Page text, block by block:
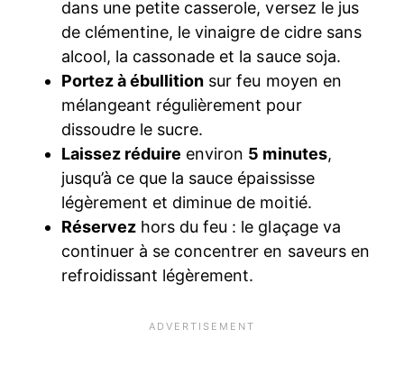
dans une petite casserole, versez le jus
de clémentine, le vinaigre de cidre sans
alcool, la cassonade et la sauce soja.
Portez à ébullition sur feu moyen en
mélangeant régulièrement pour
dissoudre le sucre.
Laissez réduire environ 5 minutes,
jusqu’à ce que la sauce épaississe
légèrement et diminue de moitié.
Réservez hors du feu : le glaçage va
continuer à se concentrer en saveurs en
refroidissant légèrement.